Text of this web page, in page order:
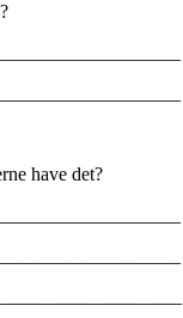
have det?